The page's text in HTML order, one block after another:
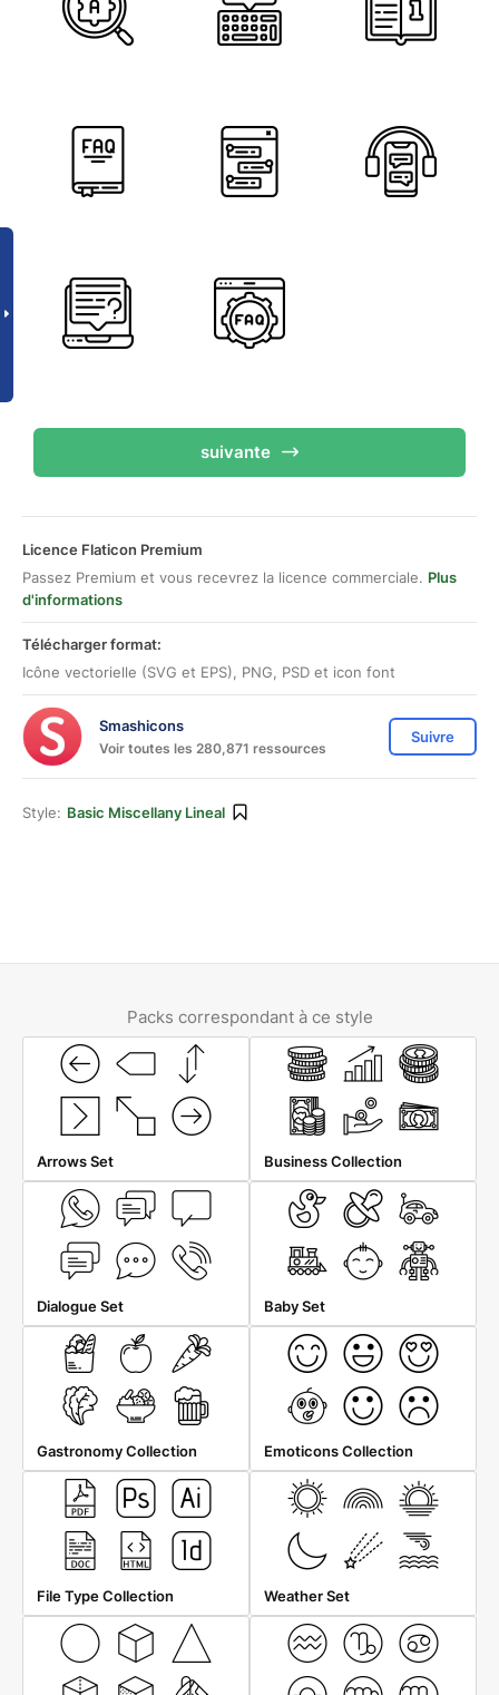
suivante
Licence Flaticon Premium
Passez Premium et vous recevrez la licence commerciale. Plus
d'informations
Télécharger format:
Icône vectorielle (SVG et EPS), PNG, PSD et icon font
Smashicons
Voir toutes les 280,871 ressources
Suivre
Style: Basic Miscellany Lineal
Packs correspondant à ce style
Arrows Set Business Collection
Dialogue Set Baby Set
Gastronomy Collection Emoticons Collection
File Type Collection Weather Set